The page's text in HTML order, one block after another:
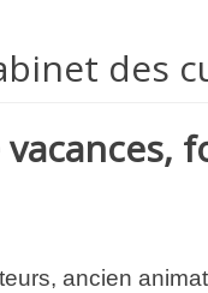
des
vacances,
ancien